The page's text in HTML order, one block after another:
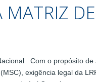
MATRIZ
Com o propósito
exigência legal da